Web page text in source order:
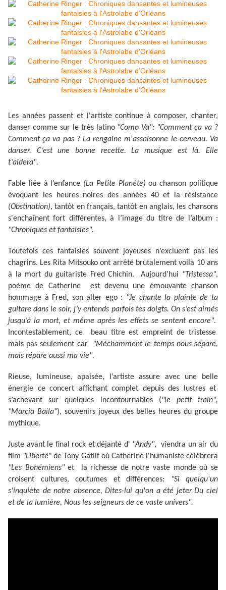
Les années passent et l'artiste continue à composer, chanter,
danser comme sur le très latino"Como Va": "Comment ça va ?
Comment ça va pas ? La rengaine m'assaisonne le cerveau. Va
danser. C’est une bonne recette. La musique est là. Elle
t’aidera".
Fable liée à l’enfance (La Petite Planète) ou chanson politique
évoquant les heures noires des années 40 et la résistance
(Obstination), tantôt en français, tantôt en anglais, les chansons
s'enchaînent fort différentes, à l’image du titre de l’album :
"Chroniques et fantaisies".
Toutefois ces fantaisies souvent joyeuses n’excluent pas les
chagrins. Les Rita Mitsouko ont arrêté brutalement voilà 10 ans
à la mort du guitariste Fred Chichin. Aujourd'hui
"Tristessa",
poème de Catherine est devenu une émouvante chanson
hommage à Fred, son alter ego :
"Je chante la plainte de ta
guitare dans le soir, j’y entends parfois tes doigts. On s’est aimés
jusqu’à la mort, et même après les effets se sentent encore".
Incontestablement, ce beau titre est empreint de tristesse
mais pas seulement car
"Méchamment le temps nous sépare,
mais répare aussi ma vie".
Rieuse, lumineuse, apaisée, l’artiste assure avec une belle
énergie ce concert affichant complet depuis des lustres et
s’achevant sur quelques incontournables ("le petit train",
"Marcia Baila"), souvenirs joyeux des belles heures du groupe
mythique.
Juste avant le final rock et déjanté d' "Andy", viendra un air du
film "Liberté" de Tony Gatlif où Catherine l'humaniste célébrera
"Les Bohémiens"et la richesse de notre vaste monde où se
croisent cultures, coutumes et différences:
"Si quelqu'un
s'inquiète de notre absence, Dites-lui qu'on a été jeter Du ciel
et de la lumière, Nous les seigneurs de ce vaste univers".